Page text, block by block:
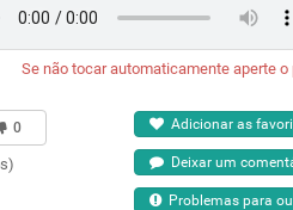
Se não tocar automaticamente aperte o
0 Adicionar as
Deixar um
Problemas para